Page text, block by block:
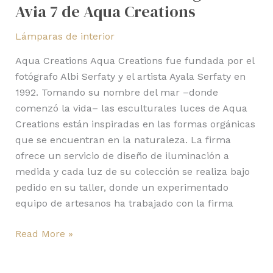
Avia 7 de Aqua Creations
Lámparas de interior
Aqua Creations Aqua Creations fue fundada por el
fotógrafo Albi Serfaty y el artista Ayala Serfaty en
1992. Tomando su nombre del mar –donde
comenzó la vida– las esculturales luces de Aqua
Creations están inspiradas en las formas orgánicas
que se encuentran en la naturaleza. La firma
ofrece un servicio de diseño de iluminación a
medida y cada luz de su colección se realiza bajo
pedido en su taller, donde un experimentado
equipo de artesanos ha trabajado con la firma
Read More »